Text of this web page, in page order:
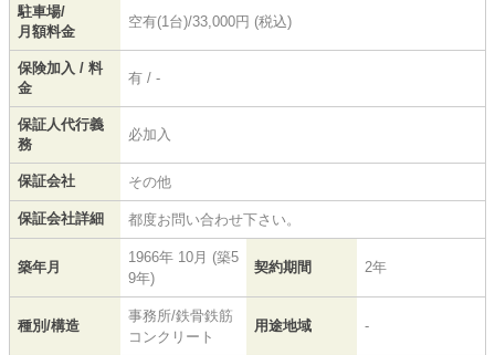
駐車場/
月額料金
空有(1台)/33,000円 (税込)
保険加入 / 料
金
有 / -
保証人代行義
務
必加入
保証会社 その他
保証会社詳細 都度お問い合わせ下さい。
築年月
1966年 10月 (築5
9年)
契約期間 2年
種別/構造
事務所/鉄骨鉄筋
コンクリート
用途地域 -